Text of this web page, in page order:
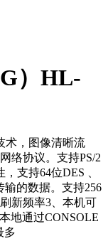
）HL-
术，图像清晰流
络协议。支持PS/2
支持64位DES 、
输的数据。支持256
新频率3、本机可
地通过CONSOLE
多